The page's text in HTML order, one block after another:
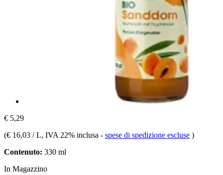
€ 5,29
(€ 16,03 / L, IVA 22% inclusa - spese di spedizione escluse )
Contenuto: 330 ml
In Magazzino